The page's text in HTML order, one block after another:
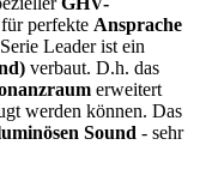
für perfekte Ansprache
Leader ist ein
verbaut. D.h. das
erweitert
werden können. Das
Sound - sehr